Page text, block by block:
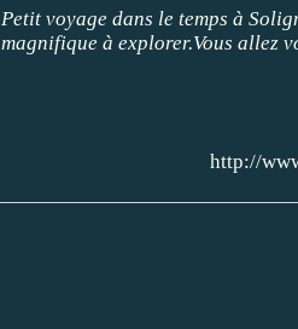
Petit voyage dans le temps à
magnifique à explorer.Vous allez
http://